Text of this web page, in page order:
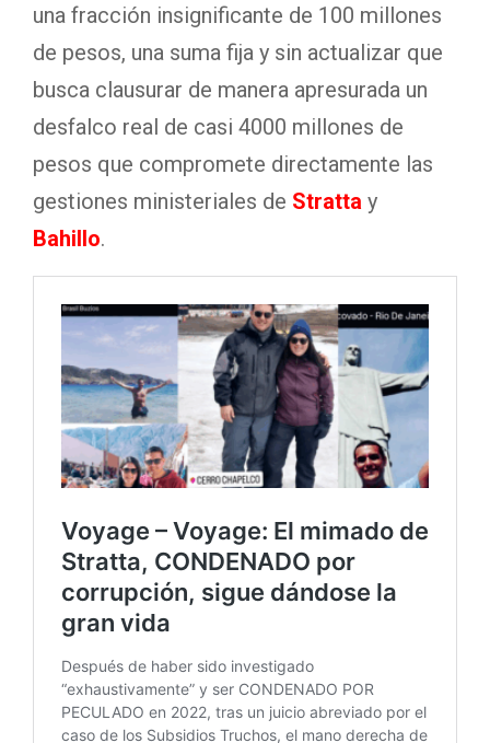
una fracción insignificante de 100 millones
de pesos, una suma fija y sin actualizar que
busca clausurar de manera apresurada un
desfalco real de casi 4000 millones de
pesos que compromete directamente las
gestiones ministeriales de Stratta y
Bahillo.